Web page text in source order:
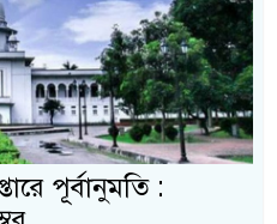
পূর্বানুমতি :